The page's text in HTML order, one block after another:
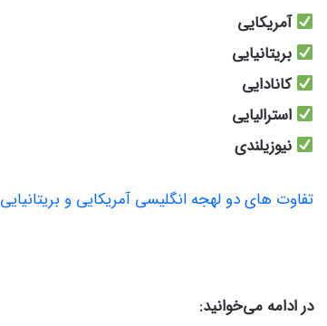
آمریکایی
بریتانیایی
کانادایی
استرالیایی
نیوزیلندی
تفاوت های دو لهجه انگلیسی آمریکایی و بریتانیایی
در ادامه می‌خوانید: